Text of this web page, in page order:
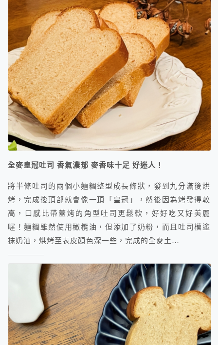
全麥皇冠吐司 香氣濃郁 麥香味十足 好迷人！
將半條吐司的兩個小麵糰整型成長條狀，發到九分滿後烘
烤，完成後頂部就會像一頂「皇冠」，然後因為烤發得較
高，口感比帶蓋烤的角型吐司更鬆軟，好好吃又好美麗
喔！麵糰雖然使用橄欖油，但添加了奶粉，而且吐司模塗
抹奶油，烘烤至表皮顏色深一些，完成的全麥土…